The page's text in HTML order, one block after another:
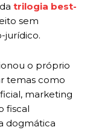
trilogia best-
sem
jurídico.
o próprio
temas como
marketing
fiscal
dogmática